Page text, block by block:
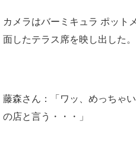
カメラはバーミキュラ ポット
面したテラス席を映し出した。
藤森さん：「ワッ、めっちゃ
の店と言う・・・」